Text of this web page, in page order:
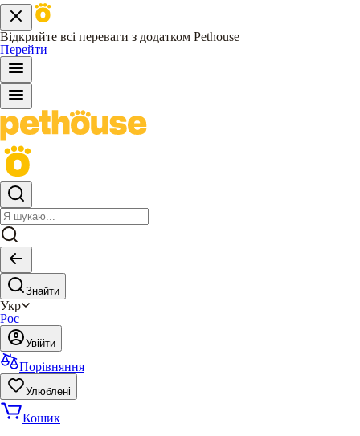
Відкрийте всі переваги з додатком Pethouse
Перейти
Знайти
Укр
Рос
Увійти
Порівняння
Улюблені
Кошик